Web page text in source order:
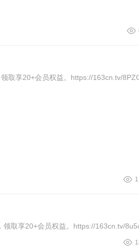
取享20+会员权益。https://163cn.tv/
取享20+会员权益。https://163cn.tv/